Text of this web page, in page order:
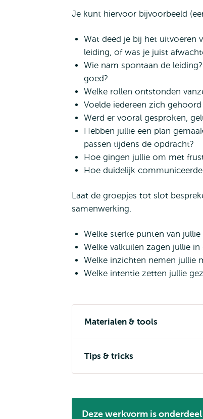
Je kunt hiervoor bijvoorbeeld
Wat deed je bij het uitvoeren
leiding, of was je juist
Wie nam spontaan de
goed?
Welke rollen ontstonden
Voelde iedereen zich
Werd er vooral gesproken,
Hebben jullie een plan
passen tijdens de opdracht?
Hoe gingen jullie om met
Hoe duidelijk
Laat de groepjes tot slot
samenwerking.
Welke sterke punten van
Welke valkuilen zagen jullie
Welke inzichten nemen jullie
Welke intentie zetten jullie
Materialen & tools
Tips & tricks
Deze werkvorm is